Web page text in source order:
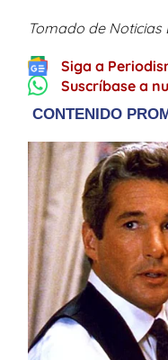
Tomado de Noticias
Siga a
Suscríbase a